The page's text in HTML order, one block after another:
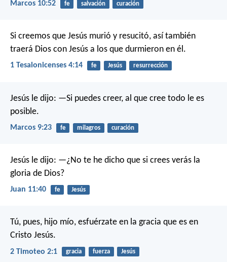
Marcos 10:52 fe salvación curación
Si creemos que Jesús murió y resucitó, así también
traerá Dios con Jesús a los que durmieron en él.
1 Tesalonicenses 4:14 fe Jesús resurrección
Jesús le dijo: —Si puedes creer, al que cree todo le es
posible.
Marcos 9:23 fe milagros curación
Jesús le dijo: —¿No te he dicho que si crees verás la
gloria de Dios?
Juan 11:40 fe Jesús
Tú, pues, hijo mío, esfuérzate en la gracia que es en
Cristo Jesús.
2 Timoteo 2:1 gracia fuerza Jesús